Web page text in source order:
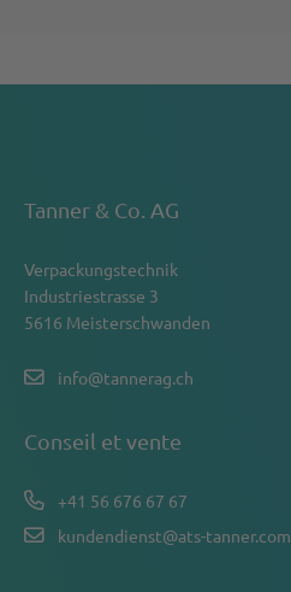
Tanner & Co. AG
Verpackungstechnik
Industriestrasse 3
5616 Meisterschwanden
info@tannerag.ch
Conseil et vente
+41 56 676 67 67
kundendienst@ats-tanner.com